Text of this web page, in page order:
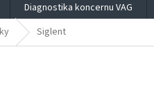
Diagnostika koncernu VAG
Siglent